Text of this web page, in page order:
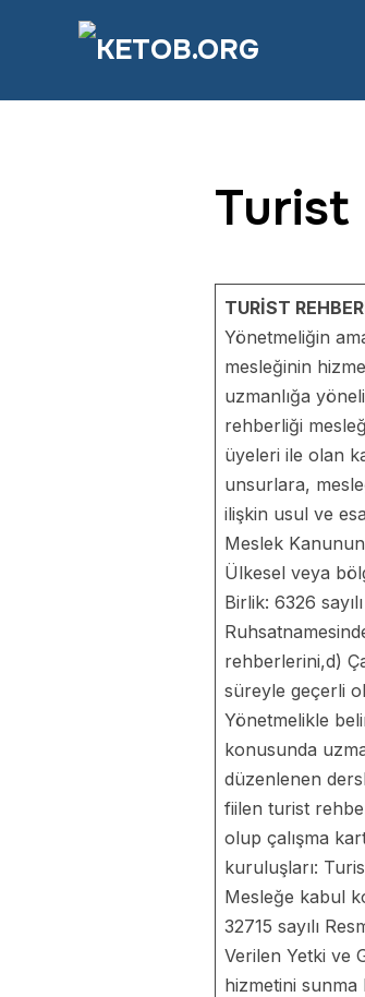
Turist
TURİST
Yönetmeliğin
mesleğinin
uzmanlığa
rehberliği
üyeleri ile olan
unsurlara,
ilişkin usul ve
Meslek
Ülkesel veya
Birlik: 6326
rehberlerini,d)
süreyle geçerli
Yönetmelikle
konusunda
düzenlenen
fiilen turist
olup çalışma
kuruluşları:
Mesleğe kabul
32715 sayılı
Verilen Yetki ve
hizmetini sunma